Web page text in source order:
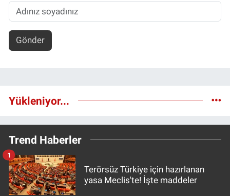
Gönder
Yükleniyor...
Trend Haberler
Terörsüz Türkiye için hazırlanan
yasa Meclis'te! İşte maddeler
1